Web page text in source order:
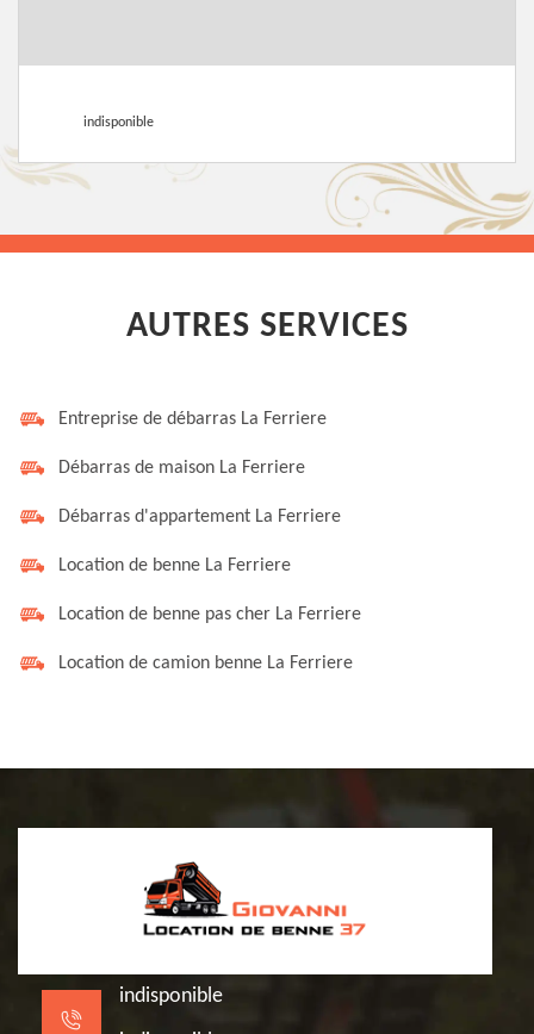
indisponible
AUTRES SERVICES
Entreprise de débarras La Ferriere
Débarras de maison La Ferriere
Débarras d'appartement La Ferriere
Location de benne La Ferriere
Location de benne pas cher La Ferriere
Location de camion benne La Ferriere
indisponible